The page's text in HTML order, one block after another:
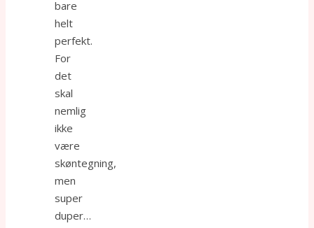
bare
helt
perfekt.
For
det
skal
nemlig
ikke
være
skøntegning,
men
super
duper…